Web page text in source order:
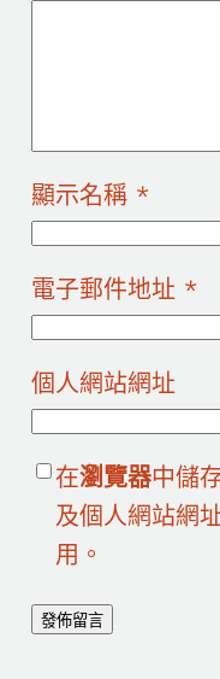
顯示名稱 *
電子郵件地址 *
個人網站網址
在瀏覽器中儲
及個人網站網
用。